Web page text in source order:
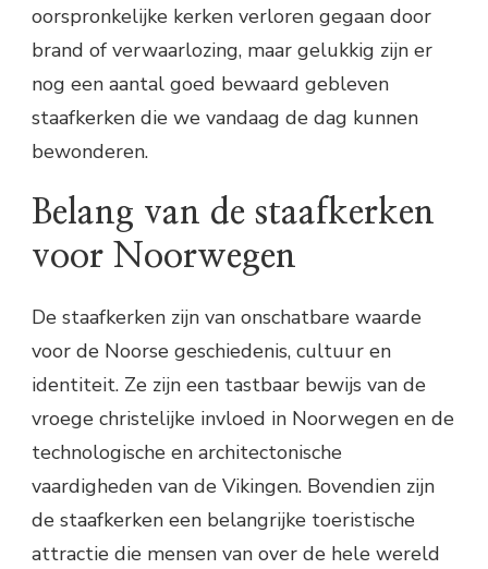
oorspronkelijke kerken verloren gegaan door
brand of verwaarlozing, maar gelukkig zijn er
nog een aantal goed bewaard gebleven
staafkerken die we vandaag de dag kunnen
bewonderen.
Belang van de staafkerken
voor Noorwegen
De staafkerken zijn van onschatbare waarde
voor de Noorse geschiedenis, cultuur en
identiteit. Ze zijn een tastbaar bewijs van de
vroege christelijke invloed in Noorwegen en de
technologische en architectonische
vaardigheden van de Vikingen. Bovendien zijn
de staafkerken een belangrijke toeristische
attractie die mensen van over de hele wereld